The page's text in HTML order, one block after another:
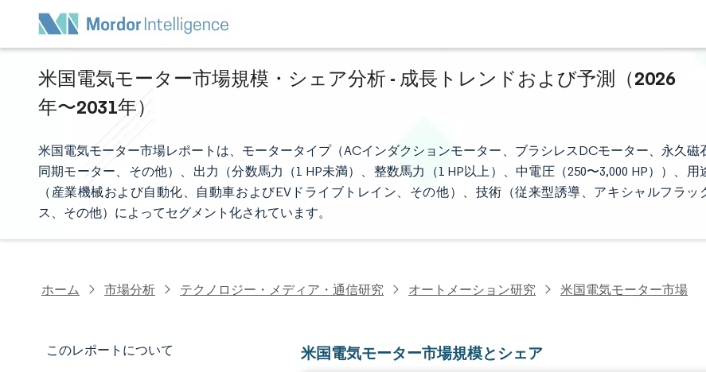
米国電気モーター市場規模・シェア分析 - 成長トレンドおよび予測（2026
年〜2031年）
米国電気モーター市場レポートは、モータータイプ（ACインダクションモーター、ブラシレスDCモーター、永久磁
同期モーター、その他）、出力（分数馬力（1 HP未満）、整数馬力（1 HP以上）、中電圧（250〜3,000 HP））、用
（産業機械および自動化、自動車およびEVドライブトレイン、その他）、技術（従来型誘導、アキシャルフラッ
ス、その他）によってセグメント化されています。
ホーム 市場分析 テクノロジー・メディア・通信研究 オートメーション研究 米国電気モーター市場
このレポートについて 米国電気モーター市場規模とシェア